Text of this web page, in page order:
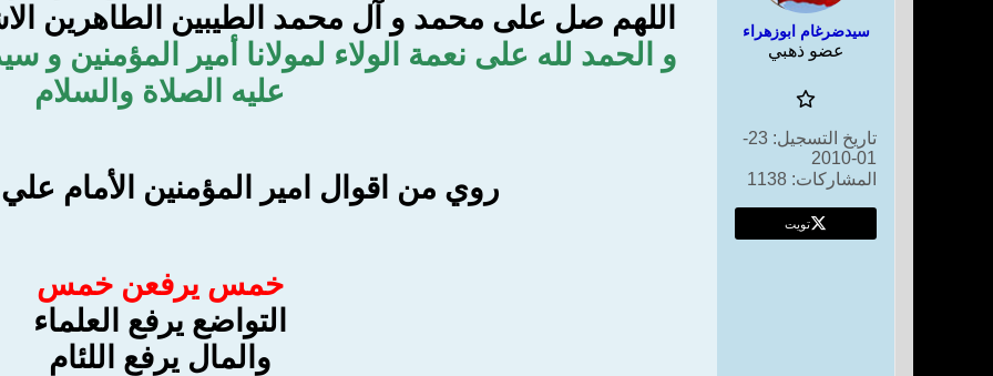
سيدضرغام ابوزهراء
عضو ذهبي
تاريخ التسجيل:
23-
01-2010
المشاركات: 1138
تويت
اللهم صل على محمد و آل محمد الطيبين الطاهرين
و الحمد لله على نعمة الولاء لمولانا أمير المؤمنين
عليه الصلاة والسلام
روي من اقوال امير المؤمنين الأمام
خمس يرفعن خمس
التواضع يرفع العلماء
والمال يرفع اللئام